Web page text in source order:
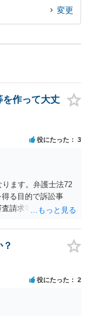
変更
を作って大丈
役にたった 3
ます。弁護士法72
る目的で訴訟事
請求等行政庁に対
らの周旋をするこ
又は他の法律に別段
から、報酬を得る
法72条に違反しな
者に委任できるか
役にたった 2